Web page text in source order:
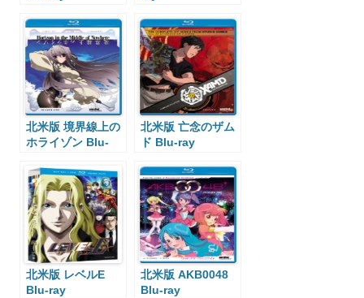
北米版 境界線上の
ホライゾン Blu-
北米版 亡念のザム
ド Blu-ray
北米版 レベルE
Blu-ray
北米版 AKB0048
Blu-ray